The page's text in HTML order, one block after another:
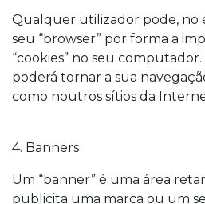
Qualquer utilizador pode, no
seu “browser” por forma a
“cookies” no seu
poderá tornar a sua
como noutros sítios da
4. Banners
Um “banner” é uma área
publicita uma marca ou um